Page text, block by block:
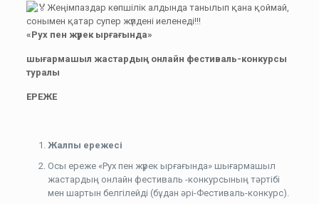
Жеңімпаздар көпшілік алдында танылып қана қоймай,
сонымен қатар супер жүлдені иеленеді!!!
«Рух пен жүрек ырғағында»
шығармашыл жастардың онлайн фестиваль-конкурсы
туралы
ЕРЕЖЕ
Жалпы ережесі
Осы ереже «Рух пен жүрек ырғағында» шығармашыл
жастардың онлайн фестиваль -конкурсының тәртібі
мен шартын белгілейді (бұдан әрі-Фестиваль-конкурс).